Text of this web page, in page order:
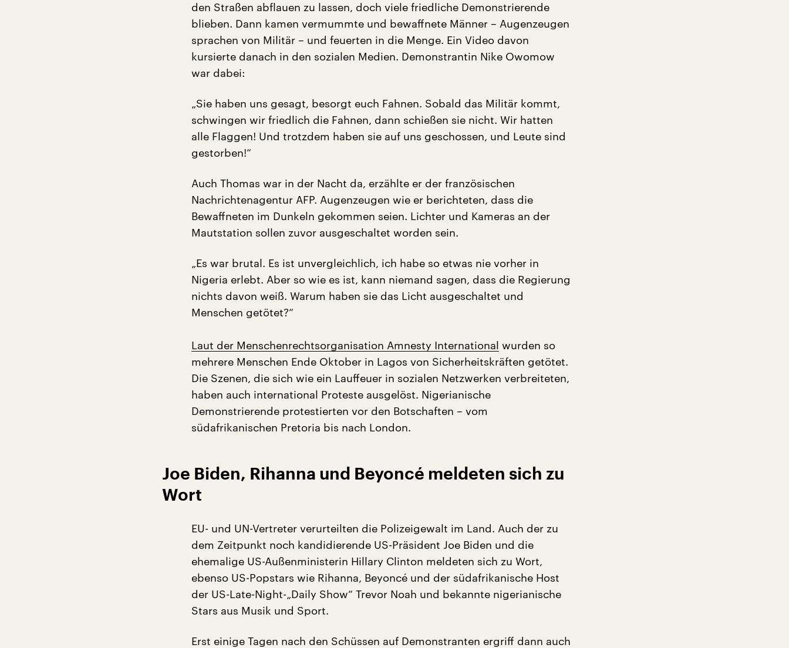
den Straßen abflauen zu lassen, doch viele friedliche Demonstrierende
blieben. Dann kamen vermummte und bewaffnete Männer – Augenzeugen
sprachen von Militär – und feuerten in die Menge. Ein Video davon
kursierte danach in den sozialen Medien. Demonstrantin Nike Owomow
war dabei:
„Sie haben uns gesagt, besorgt euch Fahnen. Sobald das Militär kommt,
schwingen wir friedlich die Fahnen, dann schießen sie nicht. Wir hatten
alle Flaggen! Und trotzdem haben sie auf uns geschossen, und Leute sind
gestorben!“
Auch Thomas war in der Nacht da, erzählte er der französischen
Nachrichtenagentur AFP. Augenzeugen wie er berichteten, dass die
Bewaffneten im Dunkeln gekommen seien. Lichter und Kameras an der
Mautstation sollen zuvor ausgeschaltet worden sein.
„Es war brutal. Es ist unvergleichlich, ich habe so etwas nie vorher in
Nigeria erlebt. Aber so wie es ist, kann niemand sagen, dass die Regierung
nichts davon weiß. Warum haben sie das Licht ausgeschaltet und
Menschen getötet?“
Laut der Menschenrechtsorganisation Amnesty International wurden so
mehrere Menschen Ende Oktober in Lagos von Sicherheitskräften getötet.
Die Szenen, die sich wie ein Lauffeuer in sozialen Netzwerken verbreiteten,
haben auch international Proteste ausgelöst. Nigerianische
Demonstrierende protestierten vor den Botschaften – vom
südafrikanischen Pretoria bis nach London.
Joe Biden, Rihanna und Beyoncé meldeten sich zu
Wort
EU- und UN-Vertreter verurteilten die Polizeigewalt im Land. Auch der zu
dem Zeitpunkt noch kandidierende US-Präsident Joe Biden und die
ehemalige US-Außenministerin Hillary Clinton meldeten sich zu Wort,
ebenso US-Popstars wie Rihanna, Beyoncé und der südafrikanische Host
der US-Late-Night-„Daily Show“ Trevor Noah und bekannte nigerianische
Stars aus Musik und Sport.
Erst einige Tagen nach den Schüssen auf Demonstranten ergriff dann auch